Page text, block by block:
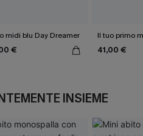
midi blu Day Dreamer
€
Il tuo primo
41,00 €
INSIEME